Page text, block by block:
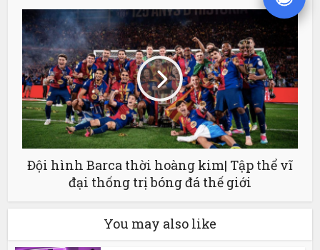
Đội hình Barca thời hoàng kim| Tập thể vĩ
đại thống trị bóng đá thế giới
You may also like